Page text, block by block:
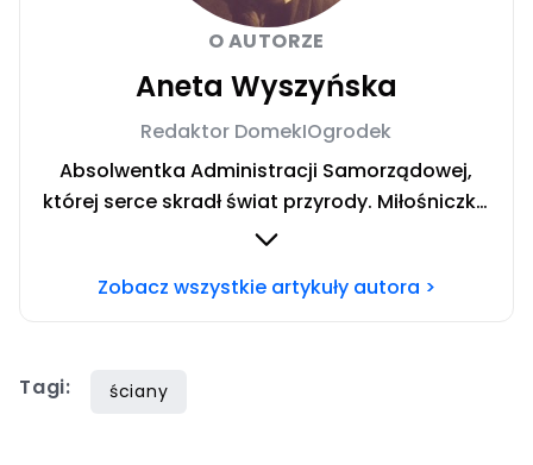
O AUTORZE
Aneta Wyszyńska
Redaktor DomekIOgrodek
Absolwentka Administracji Samorządowej,
której serce skradł świat przyrody. Miłośniczka
fantasy i gier RPG. Nie wyobraża sobie życia
skontaktować? Napisz adresowaną do mnie
Zobacz wszystkie artykuły autora >
Tagi: ściany